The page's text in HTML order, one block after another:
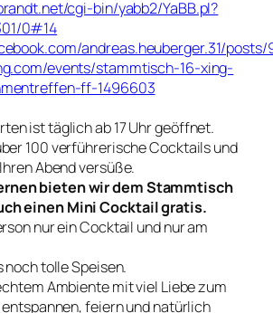
cgi-bin/yabb2/YaBB.pl?
0#14
andreas.heuberger.31/posts/
events/stammtisch-16-xing-
ff-1496603
ist täglich ab 17 Uhr geöffnet.
100 verführerische Cocktails und
Abend versüße.
bieten wir dem Stammtisch
einen Mini Cocktail gratis.
nur ein Cocktail und nur am
noch tolle Speisen.
Ambiente mit viel Liebe zum
feiern und natürlich